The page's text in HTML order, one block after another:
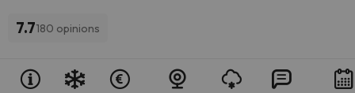
7.7180 opinions